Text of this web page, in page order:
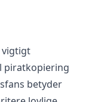
vigtigt
piratkopiering
betyder